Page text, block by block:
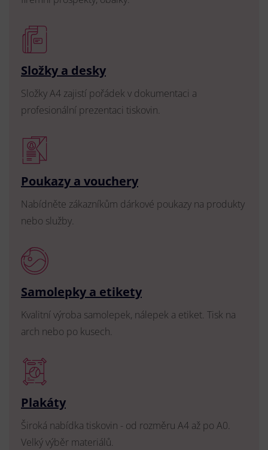
Složky a desky
Složky A4 zajistí pořádek v dokumentaci a
profesionální prezentaci tiskovin.
Poukazy a vouchery
Nabídněte zákazníkům dárkové poukazy na produkty
nebo služby.
Samolepky a etikety
Kvalitní výroba samolepek, nálepek a etiket. Tisk na
arch nebo po kusech.
Plakáty
Široká nabídka tiskovin - od rozměru A4 až po A0.
Velký výběr materiálů.